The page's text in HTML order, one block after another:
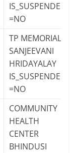
IS_SUSPENDED
=NO
TP MEMORIAL
SANJEEVANI
HRIDAYALAY
IS_SUSPENDED
=NO
COMMUNITY
HEALTH
CENTER
BHINDUSI